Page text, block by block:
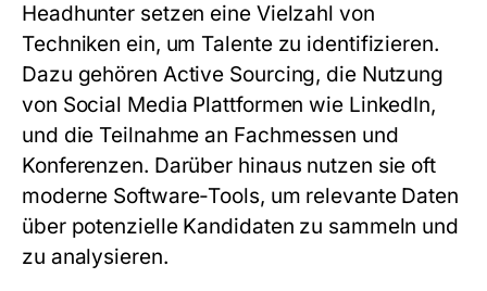
Headhunter setzen eine Vielzahl von
Techniken ein, um Talente zu identifizieren.
Dazu gehören Active Sourcing, die Nutzung
von Social Media Plattformen wie LinkedIn,
und die Teilnahme an Fachmessen und
Konferenzen. Darüber hinaus nutzen sie oft
moderne Software-Tools, um relevante Daten
über potenzielle Kandidaten zu sammeln und
zu analysieren.